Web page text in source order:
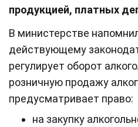
продукцией, платных
В министерстве
действующему
регулирует оборот
розничную продажу
предусматривает право:
на закупку